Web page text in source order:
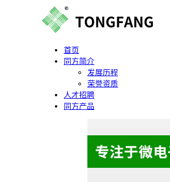
首页
同方简介
发展历程
荣誉资质
人才招聘
同方产品